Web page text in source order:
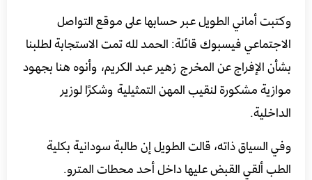
وكتبت أماني الطويل عبر حسابها على موقع التواصل
الاجتماعي فيسبوك قائلة: الحمد لله تمت الاستجابة لطلبنا
بشأن الإفراج عن المخرج زهير عبد الكريم، وأنوه هنا بجهود
موازية مشكورة لنقيب المهن التمثيلية وشكرًا لوزير
الداخلية.
وفي السياق ذاته، قالت الطويل إن طالبة سودانية بكلية
الطب ألقي القبض عليها داخل أحد محطات المترو.